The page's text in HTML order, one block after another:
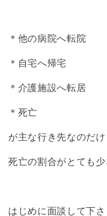
＊他の病院へ転院
＊自宅へ帰宅
＊ 介護施設へ転居
＊死亡
が主な行き先なのだけ
死亡の割合がとても
はじめに面談して下